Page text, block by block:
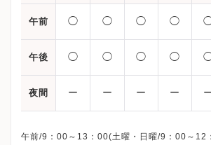
午前 ◯ ◯ ◯ ◯
午後 ◯ ◯ ◯ ◯
夜間 ー ー ー ー
午前/9：00～13：00(土曜・日曜/9：00～12